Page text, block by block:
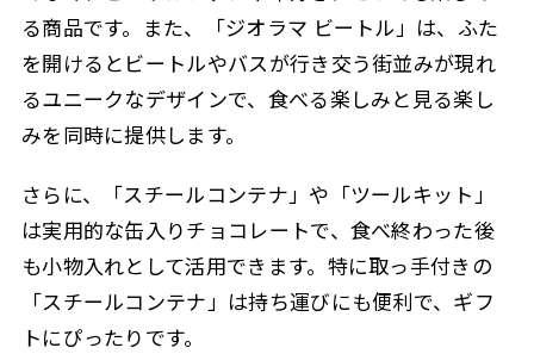
る商品です。また、「ジオラマ ビートル」は、ふた
を開けるとビートルやバスが行き交う街並みが現れ
るユニークなデザインで、食べる楽しみと見る楽し
みを同時に提供します。
さらに、「スチールコンテナ」や「ツールキット」
は実用的な缶入りチョコレートで、食べ終わった後
も小物入れとして活用できます。特に取っ手付きの
「スチールコンテナ」は持ち運びにも便利で、ギフ
トにぴったりです。